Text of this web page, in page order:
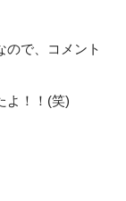
で、コメント
よ！！(笑)